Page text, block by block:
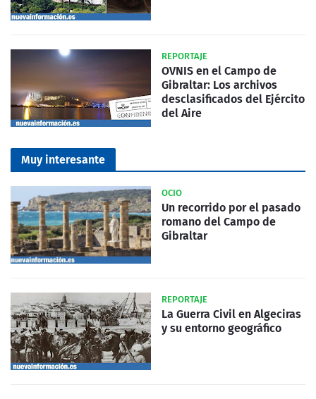
REPORTAJE
OVNIS en el Campo de
Gibraltar: Los archivos
desclasificados del Ejército
del Aire
Muy interesante
OCIO
Un recorrido por el pasado
romano del Campo de
Gibraltar
REPORTAJE
La Guerra Civil en Algeciras
y su entorno geográfico